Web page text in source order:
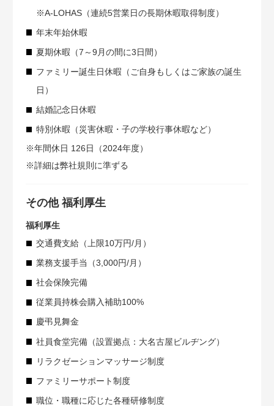
※A-LOHAS（連続5営業日の長期休暇取得制度）
年末年始休暇
夏期休暇（7～9月の間に3日間）
ファミリー誕生日休暇（ご自身もしくはご家族の誕生
日）
結婚記念日休暇
特別休暇（災害休暇・子の学校行事休暇など）
※年間休日 126日（2024年度）
※詳細は弊社規則に準ずる
その他 福利厚生
福利厚生
交通費支給（上限10万円/月）
業務支援手当（3,000円/月）
社会保険完備
従業員持株会購入補助100%
慶弔見舞金
社員食堂完備（設置拠点：大名古屋ビルヂング）
リラクゼーションマッサージ制度
ファミリーサポート制度
職位・職種に応じた各種研修制度